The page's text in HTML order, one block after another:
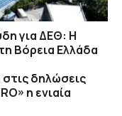
για ΔΕΘ: Η
Βόρεια Ελλάδα
δηλώσεις
η ενιαία